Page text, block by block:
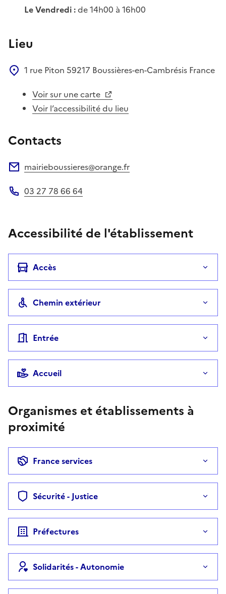
Le Vendredi :de 14h00 à 16h00
Lieu
1 rue Piton 59217 Boussières-en-Cambrésis France
Voir sur une carte
Voir l’accessibilité du lieu
Contacts
mairieboussieres@orange.fr
03 27 78 66 64
Accessibilité de l'établissement
Accès
Chemin extérieur
Entrée
Accueil
Organismes et établissements à
proximité
France services
Sécurité - Justice
Préfectures
Solidarités - Autonomie